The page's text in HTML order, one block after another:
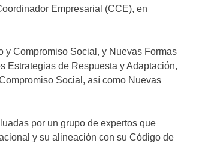
Empresarial (CCE), en
y Compromiso Social, y Nuevas Formas
Estrategias de Respuesta y Adaptación,
Social, así como Nuevas
por un grupo de expertos que
y su alineación con su Código de